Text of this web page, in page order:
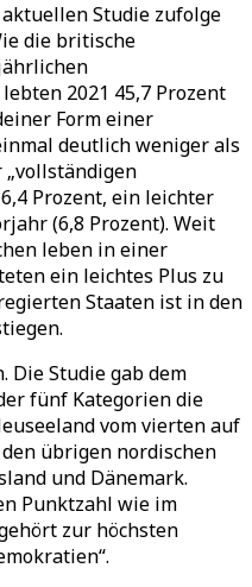
Studie zufolge
die britische
2021 45,7 Prozent
Form einer
deutlich weniger als
„vollständigen
Prozent, ein leichter
(6,8 Prozent). Weit
leben in einer
ein leichtes Plus zu
Staaten ist in den
Studie gab dem
fünf Kategorien die
vom vierten auf
übrigen nordischen
und Dänemark.
Punktzahl wie im
zur höchsten